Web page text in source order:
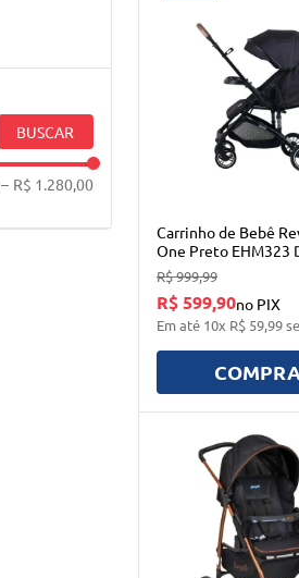
BUSCAR
– R$ 1.280,00
Carrinho de Bebê
One Preto EHM323
R$999,99
R$ 599,90no PIX
Em até 10x R$ 59,99